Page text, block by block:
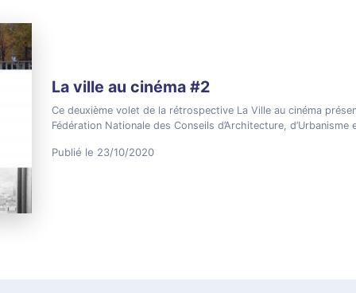
La ville au cinéma #2
Ce deuxième volet de la rétrospective La Ville au cinéma
Fédération Nationale des Conseils d’Architecture, d’Urbanisme
Publié le 23/10/2020